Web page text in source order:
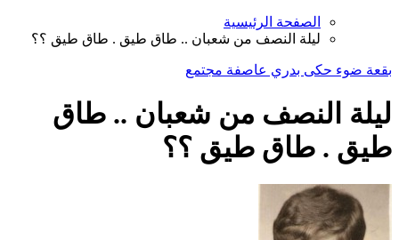
الصفحة الرئيسية
ليلة النصف من شعبان .. طاق طيق . طاق طيق ؟؟
بقعة ضوء حكى بدري عاصفة مجتمع
ليلة النصف من شعبان .. طاق
طيق . طاق طيق ؟؟